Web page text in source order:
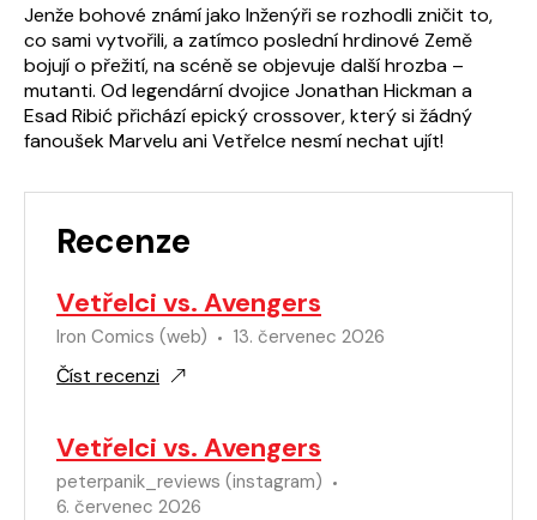
Jenže bohové známí jako Inženýři se rozhodli zničit to,
co sami vytvořili, a zatímco poslední hrdinové Země
bojují o přežití, na scéně se objevuje další hrozba –
mutanti. Od legendární dvojice Jonathan Hickman a
Esad Ribić přichází epický crossover, který si žádný
fanoušek Marvelu ani Vetřelce nesmí nechat ujít!
Recenze
Vetřelci vs. Avengers
Iron Comics (web) 13. červenec 2026
Číst recenzi
Vetřelci vs. Avengers
peterpanik_reviews (instagram)
6. červenec 2026